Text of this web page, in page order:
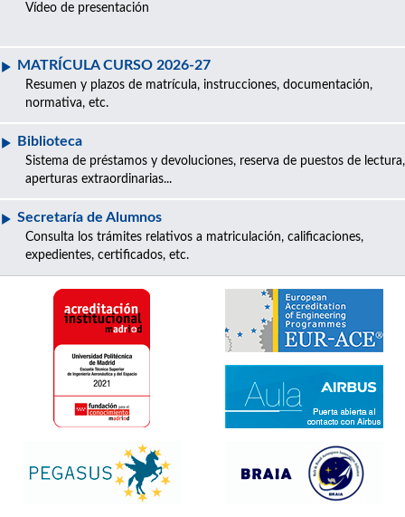
Vídeo de presentación
MATRÍCULA CURSO 2026-27
Resumen y plazos de matrícula, instrucciones, documentación,
normativa, etc.
Biblioteca
Sistema de préstamos y devoluciones, reserva de puestos de lectura,
aperturas extraordinarias...
Secretaría de Alumnos
Consulta los trámites relativos a matriculación, calificaciones,
expedientes, certificados, etc.